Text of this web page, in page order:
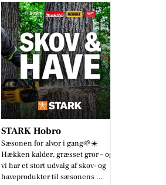
Mæglerringen Hadsund
ÅBENT HUS – Onsdag - Fredag 🏡
Vi holder åbent hus på Flejsborgvej
1, V Hornum, 9640 Farsø
spændende bolig. Kom forbi, oplev